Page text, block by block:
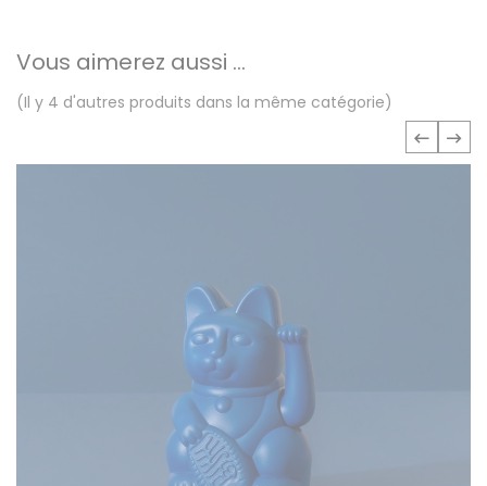
Vous aimerez aussi ...
(Il y 4 d'autres produits dans la même catégorie)
‹ ›